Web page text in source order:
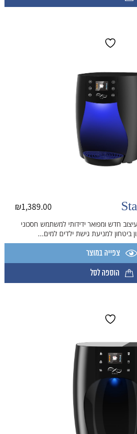
₪1,389.00
חדש ומפואר ידידותי למשתמש חסכוני
ביטחון למניעת גישת ילדים למים...
צפייה במוצר
הוספה לסל